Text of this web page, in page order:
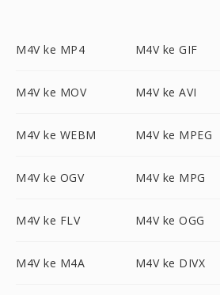
M4V ke MP4 M4V ke GIF
M4V ke MOV M4V ke AVI
M4V ke WEBM M4V ke MPEG
M4V ke OGV M4V ke MPG
M4V ke FLV M4V ke OGG
M4V ke M4A M4V ke DIVX